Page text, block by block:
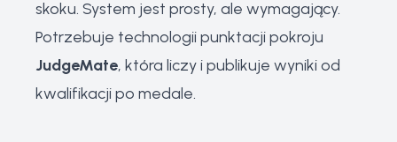
skoku. System jest prosty, ale wymagający.
Potrzebuje technologii punktacji pokroju
JudgeMate, która liczy i publikuje wyniki od
kwalifikacji po medale.